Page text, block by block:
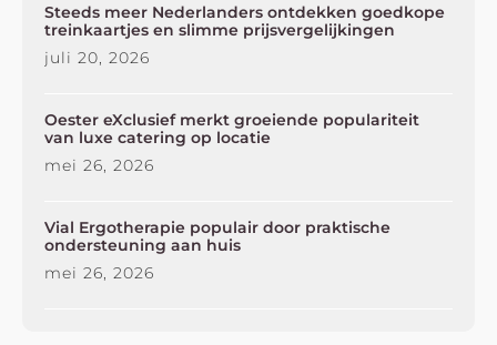
Steeds meer Nederlanders ontdekken goedkope
treinkaartjes en slimme prijsvergelijkingen
juli 20, 2026
Oester eXclusief merkt groeiende populariteit
van luxe catering op locatie
mei 26, 2026
Vial Ergotherapie populair door praktische
ondersteuning aan huis
mei 26, 2026